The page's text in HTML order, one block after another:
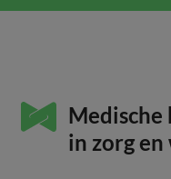
Medische
in zorg